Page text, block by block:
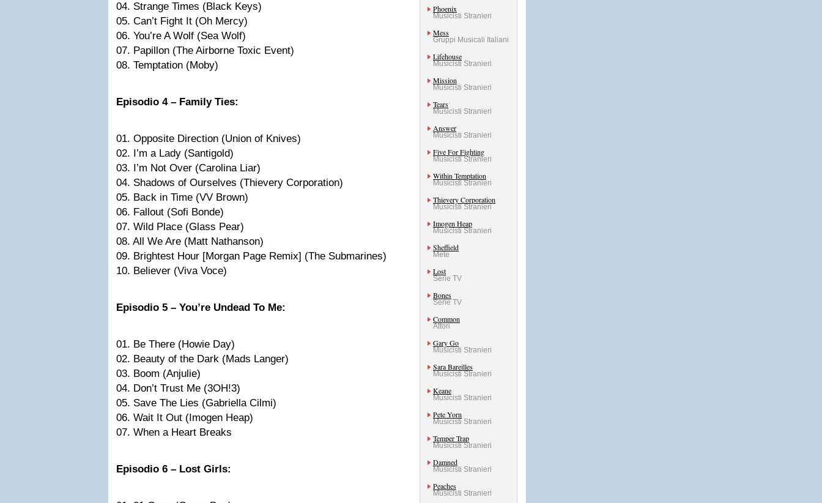
04. Strange Times (Black Keys)
05. Can’t Fight It (Oh Mercy)
06. You’re A Wolf (Sea Wolf)
07. Papillon (The Airborne Toxic Event)
08. Temptation (Moby)
Episodio 4 – Family Ties:
01. Opposite Direction (Union of Knives)
02. I’m a Lady (Santigold)
03. I’m Not Over (Carolina Liar)
04. Shadows of Ourselves (Thievery Corporation)
05. Back in Time (VV Brown)
06. Fallout (Sofi Bonde)
07. Wild Place (Glass Pear)
08. All We Are (Matt Nathanson)
09. Brightest Hour [Morgan Page Remix] (The Submarines)
10. Believer (Viva Voce)
Episodio 5 – You’re Undead To Me:
01. Be There (Howie Day)
02. Beauty of the Dark (Mads Langer)
03. Boom (Anjulie)
04. Don’t Trust Me (3OH!3)
05. Save The Lies (Gabriella Cilmi)
06. Wait It Out (Imogen Heap)
07. When a Heart Breaks
Episodio 6 – Lost Girls:
Phoenix
Musicisti Stranieri
Mess
Gruppi Musicali Italiani
Lifehouse
Musicisti Stranieri
Mission
Musicisti Stranieri
Tears
Musicisti Stranieri
Answer
Musicisti Stranieri
Five For Fighting
Musicisti Stranieri
Within Temptation
Musicisti Stranieri
Thievery Corporation
Musicisti Stranieri
Imogen Heap
Musicisti Stranieri
Sheffield
Mete
Lost
Serie TV
Bones
Serie TV
Common
Attori
Gary Go
Musicisti Stranieri
Sara Bareilles
Musicisti Stranieri
Keane
Musicisti Stranieri
Pete Yorn
Musicisti Stranieri
Temper Trap
Musicisti Stranieri
Damned
Musicisti Stranieri
Peaches
Musicisti Stranieri